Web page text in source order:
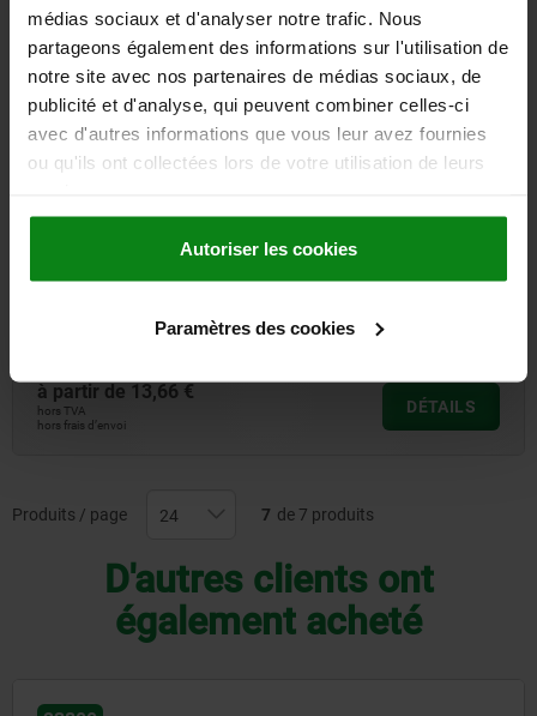
médias sociaux et d'analyser notre trafic. Nous
partageons également des informations sur l'utilisation de
notre site avec nos partenaires de médias sociaux, de
publicité et d'analyse, qui peuvent combiner celles-ci
avec d'autres informations que vous leur avez fournies
ou qu'ils ont collectées lors de votre utilisation de leurs
Autoriser les cookies
Paramètres des cookies
03075-12
Fermeture de porte en plastique à amortisseur ou
à partir de 13,66 €
hors TVA
hors frais d’envoi
DÉTAILS
Produits / page 7 de 7 produits
D'autres clients ont
également acheté